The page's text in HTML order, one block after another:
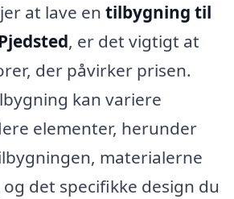
at lave en tilbygning til
, er det vigtigt at
der påvirker prisen.
kan variere
elementer, herunder
materialerne
det specifikke design du